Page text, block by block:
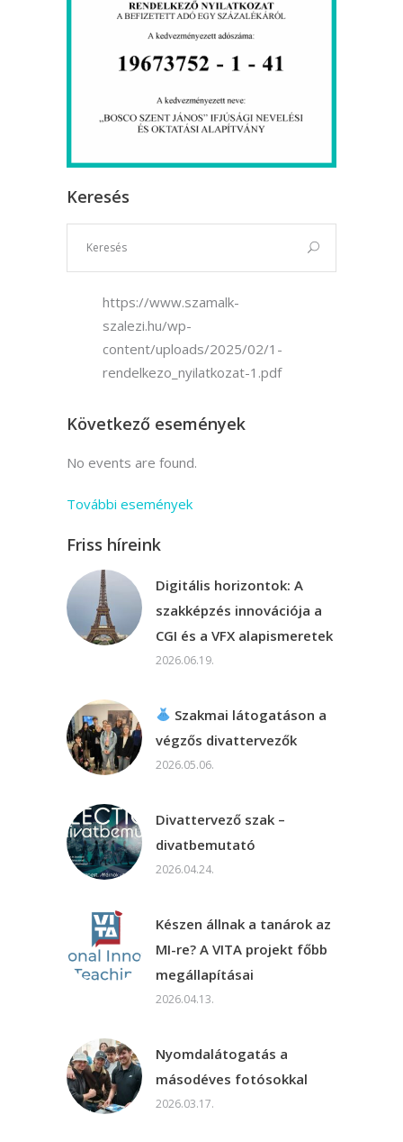
Keresés
https://www.szamalk-
szalezi.hu/wp-
content/uploads/2025/02/1-
rendelkezo_nyilatkozat-1.pdf
Következő események
No events are found.
További események
Friss híreink
Digitális horizontok: A
szakképzés innovációja a
CGI és a VFX alapismeretek
2026.06.19.
Szakmai látogatáson a
végzős divattervezők
2026.05.06.
Divattervező szak –
divatbemutató
2026.04.24.
Készen állnak a tanárok az
MI-re? A VITA projekt főbb
megállapításai
2026.04.13.
Nyomdalátogatás a
másodéves fotósokkal
2026.03.17.